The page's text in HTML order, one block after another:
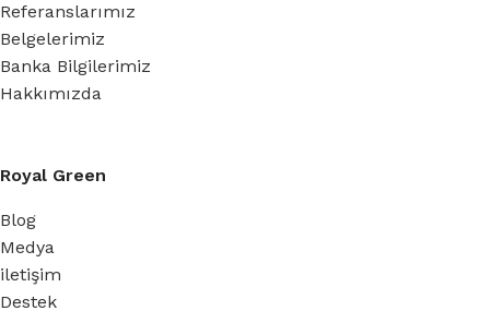
Referanslarımız
Belgelerimiz
Banka Bilgilerimiz
Hakkımızda
Royal Green
Blog
Medya
iletişim
Destek